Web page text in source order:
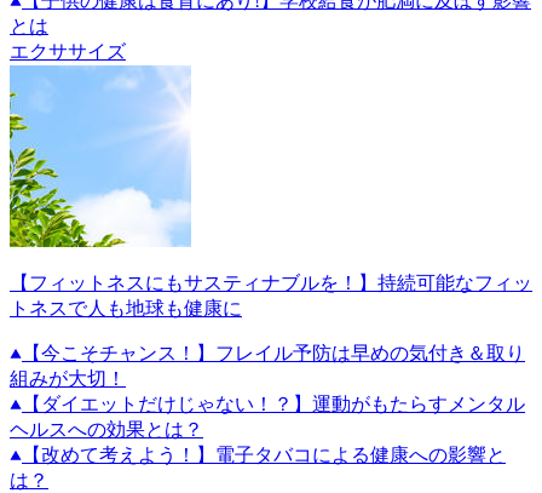
とは
エクササイズ
【フィットネスにもサスティナブルを！】持続可能なフィッ
トネスで人も地球も健康に
【今こそチャンス！】フレイル予防は早めの気付き＆取り
組みが大切！
【ダイエットだけじゃない！？】運動がもたらすメンタル
ヘルスへの効果とは？
【改めて考えよう！】電子タバコによる健康への影響と
は？